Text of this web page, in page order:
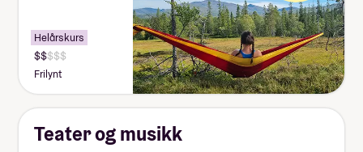
Helårskurs
Pris:
125
000-
140
000
Frilynt
Teater og musikk